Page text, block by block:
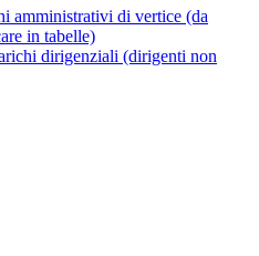
amministrativi di vertice (da
in tabelle)
dirigenziali (dirigenti non